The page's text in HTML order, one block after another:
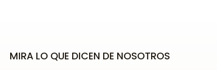
MIRA LO QUE DICEN DE NOSOTROS